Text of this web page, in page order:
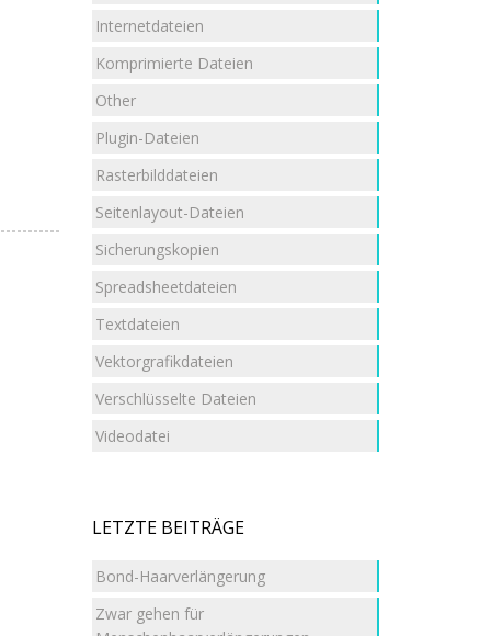
Internetdateien
Komprimierte Dateien
Other
Plugin-Dateien
Rasterbilddateien
Seitenlayout-Dateien
Sicherungskopien
Spreadsheetdateien
Textdateien
Vektorgrafikdateien
Verschlüsselte Dateien
Videodatei
LETZTE BEITRÄGE
Bond-Haarverlängerung
Zwar gehen für